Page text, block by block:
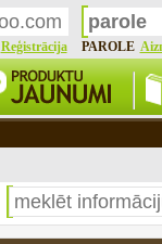
Reģistrācija PAROLE